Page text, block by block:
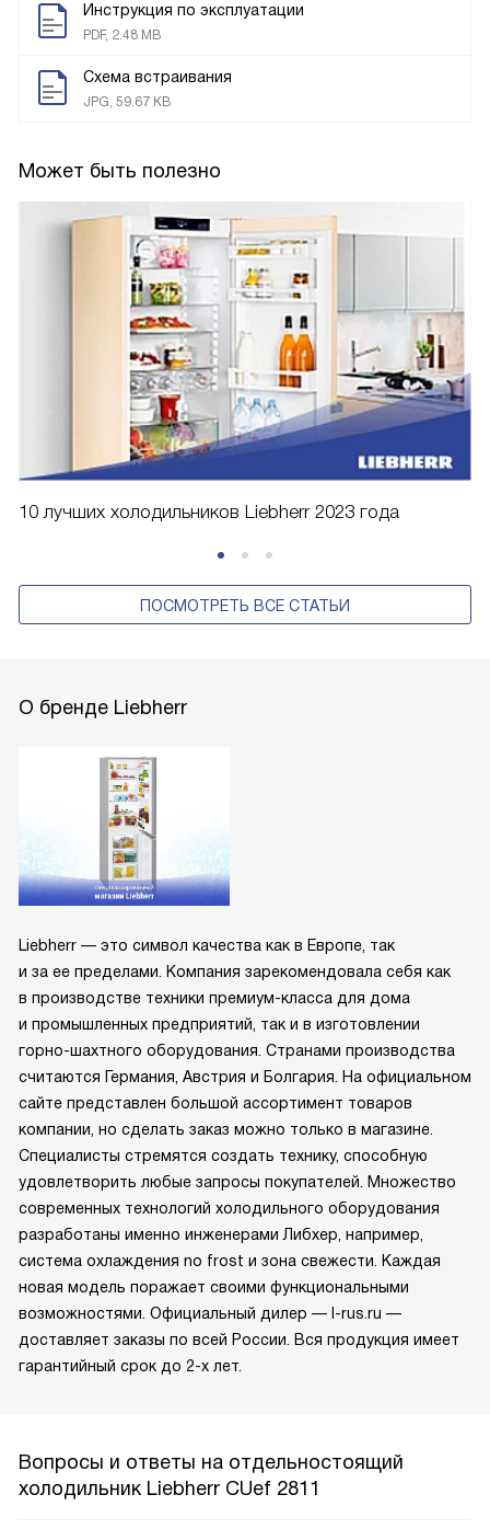
Инструкция по эксплуатации
PDF, 2.48 MB
Схема встраивания
JPG, 59.67 KB
Может быть полезно
10 лучших холодильников Liebherr 2023 года
ПОСМОТРЕТЬ ВСЕ СТАТЬИ
О бренде Liebherr
Liebherr — это символ качества как в Европе, так
и за ее пределами. Компания зарекомендовала себя как
в производстве техники премиум-класса для дома
и промышленных предприятий, так и в изготовлении
горно-шахтного оборудования. Странами производства
считаются Германия, Австрия и Болгария. На официальном
сайте представлен большой ассортимент товаров
компании, но сделать заказ можно только в магазине.
Специалисты стремятся создать технику, способную
удовлетворить любые запросы покупателей. Множество
современных технологий холодильного оборудования
разработаны именно инженерами Либхер, например,
система охлаждения no frost и зона свежести. Каждая
новая модель поражает своими функциональными
возможностями. Официальный дилер — l-rus.ru —
доставляет заказы по всей России. Вся продукция имеет
гарантийный срок до 2-х лет.
Вопросы и ответы на отдельностоящий
холодильник Liebherr CUef 2811